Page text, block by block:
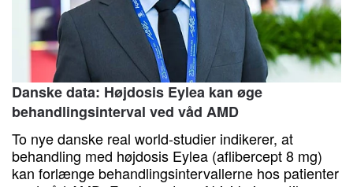
Danske data: Højdosis Eylea kan øge
behandlingsinterval ved våd AMD
To nye danske real world-studier indikerer, at
behandling med højdosis Eylea (aflibercept 8 mg)
kan forlænge behandlingsintervallerne hos patienter